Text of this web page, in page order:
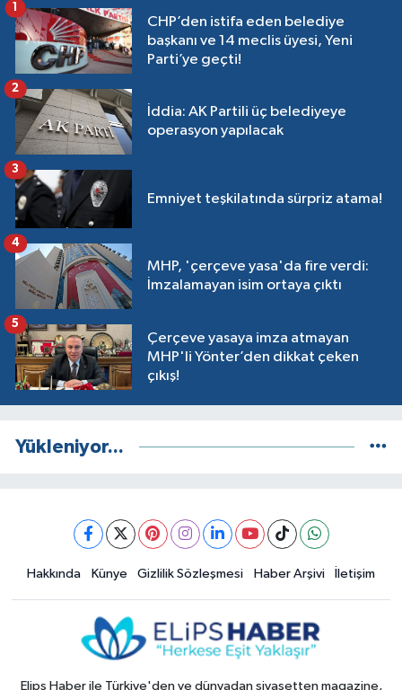
CHP’den istifa eden belediye
başkanı ve 14 meclis üyesi, Yeni
Parti’ye geçti!
1
İddia: AK Partili üç belediyeye
operasyon yapılacak
2
Emniyet teşkilatında sürpriz atama!
3
MHP, 'çerçeve yasa'da fire verdi:
İmzalamayan isim ortaya çıktı
4
Çerçeve yasaya imza atmayan
MHP'li Yönter’den dikkat çeken
çıkış!
5
Yükleniyor...
Hakkında Künye Gizlilik Sözleşmesi Haber Arşivi İletişim
Elips Haber ile Türkiye'den ve dünyadan siyasetten magazine,